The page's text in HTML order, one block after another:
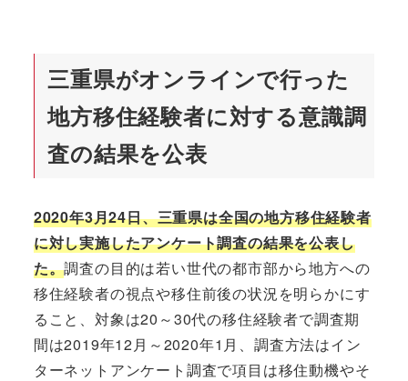
三重県がオンラインで行った
地方移住経験者に対する意識調
査の結果を公表
2020年3月24日、三重県は全国の地方移住経験者
に対し実施したアンケート調査の結果を公表し
た。調査の目的は若い世代の都市部から地方への
移住経験者の視点や移住前後の状況を明らかにす
ること、対象は20～30代の移住経験者で調査期
間は2019年12月～2020年1月、調査方法はイン
ターネットアンケート調査で項目は移住動機やそ